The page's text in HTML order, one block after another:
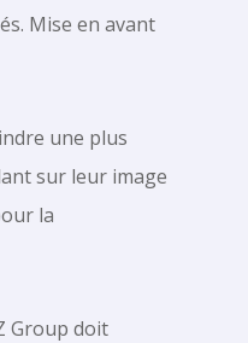
Mise en avant
une plus
sur leur image
la
Group doit